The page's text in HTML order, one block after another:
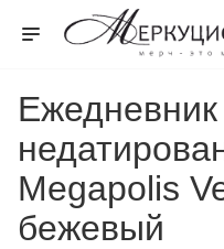
Megapolis
бежевый